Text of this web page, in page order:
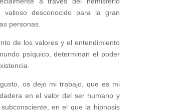
valioso desconocido para la gran
personas.
de los valores y el entendimiento
psíquico, determinan el poder
os dejo mi trabajo, que es mi
en el valor del ser humano y
en el que la hipnosis